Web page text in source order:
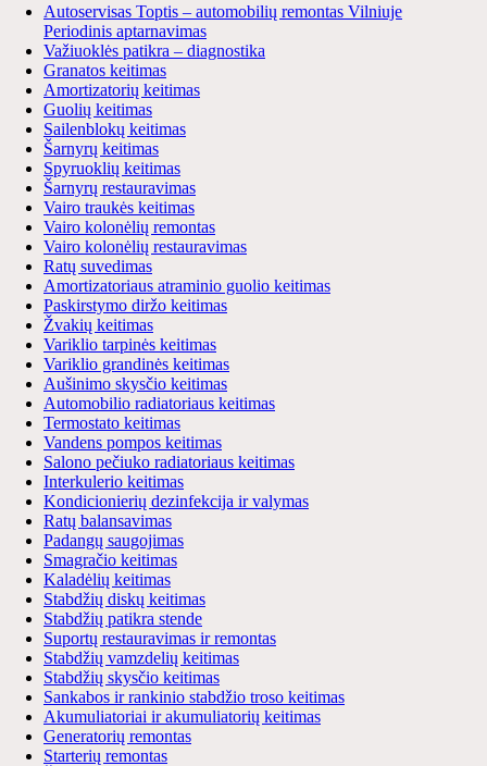
Autoservisas Toptis – automobilių remontas Vilniuje
Periodinis aptarnavimas
Važiuoklės patikra – diagnostika
Granatos keitimas
Amortizatorių keitimas
Guolių keitimas
Sailenblokų keitimas
Šarnyrų keitimas
Spyruoklių keitimas
Šarnyrų restauravimas
Vairo traukės keitimas
Vairo kolonėlių remontas
Vairo kolonėlių restauravimas
Ratų suvedimas
Amortizatoriaus atraminio guolio keitimas
Paskirstymo diržo keitimas
Žvakių keitimas
Variklio tarpinės keitimas
Variklio grandinės keitimas
Aušinimo skysčio keitimas
Automobilio radiatoriaus keitimas
Termostato keitimas
Vandens pompos keitimas
Salono pečiuko radiatoriaus keitimas
Interkulerio keitimas
Kondicionierių dezinfekcija ir valymas
Ratų balansavimas
Padangų saugojimas
Smagračio keitimas
Kaladėlių keitimas
Stabdžių diskų keitimas
Stabdžių patikra stende
Suportų restauravimas ir remontas
Stabdžių vamzdelių keitimas
Stabdžių skysčio keitimas
Sankabos ir rankinio stabdžio troso keitimas
Akumuliatoriai ir akumuliatorių keitimas
Generatorių remontas
Starterių remontas